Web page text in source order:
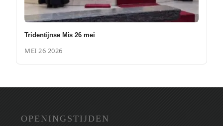
Tridentijnse Mis 26 mei
MEI 26 2026
OPENINGSTIJDEN